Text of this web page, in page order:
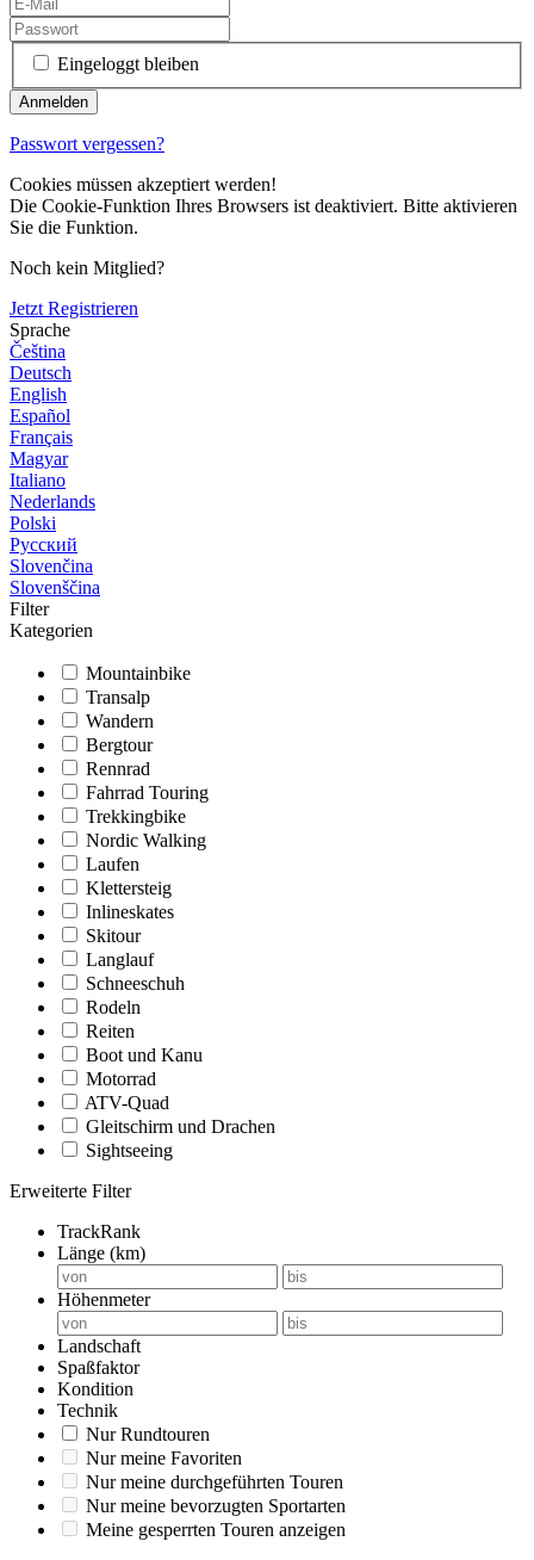
Eingeloggt bleiben
Passwort vergessen?
Cookies müssen akzeptiert werden!
Die Cookie-Funktion Ihres Browsers ist deaktiviert. Bitte aktivieren
Sie die Funktion.
Noch kein Mitglied?
Jetzt Registrieren
Sprache
Čeština
Deutsch
English
Español
Français
Magyar
Italiano
Nederlands
Polski
Русский
Slovenčina
Slovenščina
Filter
Kategorien
Mountainbike
Transalp
Wandern
Bergtour
Rennrad
Fahrrad Touring
Trekkingbike
Nordic Walking
Laufen
Klettersteig
Inlineskates
Skitour
Langlauf
Schneeschuh
Rodeln
Reiten
Boot und Kanu
Motorrad
ATV-Quad
Gleitschirm und Drachen
Sightseeing
Erweiterte Filter
TrackRank
Länge (km)
Höhenmeter
Landschaft
Spaßfaktor
Kondition
Technik
Nur Rundtouren
Nur meine Favoriten
Nur meine durchgeführten Touren
Nur meine bevorzugten Sportarten
Meine gesperrten Touren anzeigen